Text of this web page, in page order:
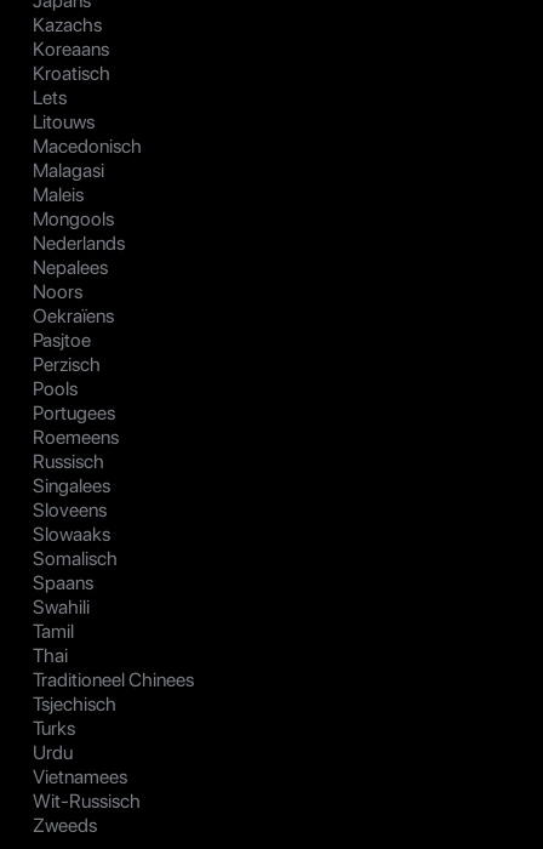
Kazachs
Koreaans
Kroatisch
Lets
Litouws
Macedonisch
Malagasi
Maleis
Mongools
Nederlands
Nepalees
Noors
Oekraïens
Pasjtoe
Perzisch
Pools
Portugees
Roemeens
Russisch
Singalees
Sloveens
Slowaaks
Somalisch
Spaans
Swahili
Tamil
Thai
Traditioneel Chinees
Tsjechisch
Turks
Urdu
Vietnamees
Wit-Russisch
Zweeds